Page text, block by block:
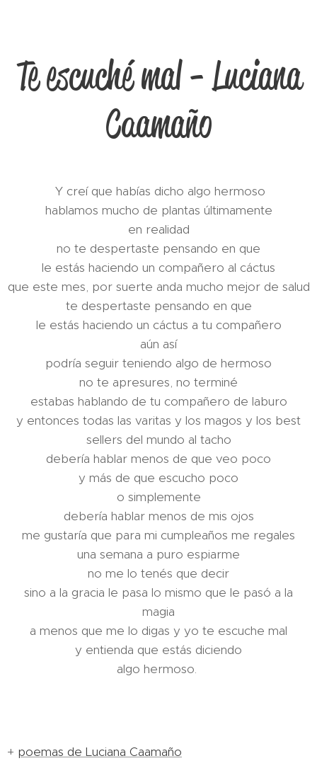
Te escuché mal - Luciana
Caamaño
Y creí que habías dicho algo hermoso
hablamos mucho de plantas últimamente
en realidad
no te despertaste pensando en que
le estás haciendo un compañero al cáctus
que este mes, por suerte anda mucho mejor de salud
te despertaste pensando en que
le estás haciendo un cáctus a tu compañero
aún así
podría seguir teniendo algo de hermoso
no te apresures, no terminé
estabas hablando de tu compañero de laburo
y entonces todas las varitas y los magos y los best
sellers del mundo al tacho
debería hablar menos de que veo poco
y más de que escucho poco
o simplemente
debería hablar menos de mis ojos
me gustaría que para mi cumpleaños me regales
una semana a puro espiarme
no me lo tenés que decir
sino a la gracia le pasa lo mismo que le pasó a la
magia
a menos que me lo digas y yo te escuche mal
y entienda que estás diciendo
algo hermoso.
+ poemas de Luciana Caamaño